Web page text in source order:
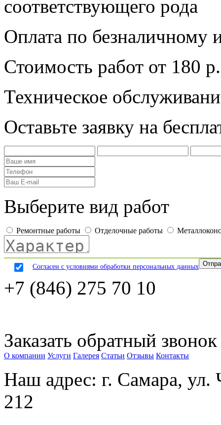
соответствующего рода
Оплата по безналичному
Стоимость работ от 180
Техническое
Оставьте заявку на
Выберите вид работ
Ремонтные работы Отделочные работы
Согласен с условиями обработки персональных данных
+7 (846) 275 70 10
Заказать обратный звонок
О компании Услуги Галерея Статьи Отзывы Контакты
Наш адрес: г. Самара, ул.
212